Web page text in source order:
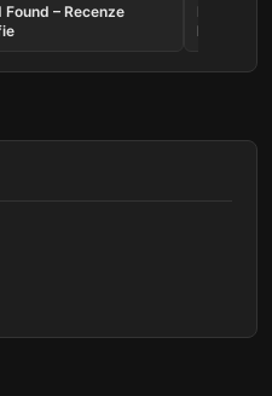
– Recenze
Docked:
které